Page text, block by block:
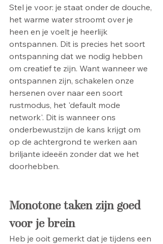
Stel je voor: je staat onder de douche,
het warme water stroomt over je
heen en je voelt je heerlijk
ontspannen. Dit is precies het soort
ontspanning dat we nodig hebben
om creatief te zijn. Want wanneer we
ontspannen zijn, schakelen onze
hersenen over naar een soort
rustmodus, het 'default mode
network'. Dit is wanneer ons
onderbewustzijn de kans krijgt om
op de achtergrond te werken aan
briljante ideeën zonder dat we het
doorhebben.
Monotone taken zijn goed
voor je brein
Heb je ooit gemerkt dat je tijdens een